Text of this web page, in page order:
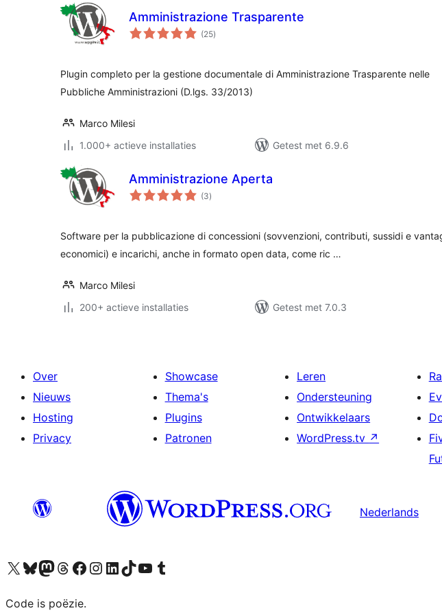
Amministrazione Trasparente
(25totaal
waarderingen
)
Plugin completo per la gestione documentale di Amministrazione Trasparente nelle
Pubbliche Amministrazioni (D.lgs. 33/2013)
Marco Milesi
1.000+ actieve installaties
Getest met 6.9.6
Amministrazione Aperta
(3totaal
waarderingen
)
Software per la pubblicazione di concessioni (sovvenzioni, contributi, sussidi e
economici) e incarichi, anche in formato open data, come ric …
Marco Milesi
200+ actieve installaties
Getest met 7.0.3
Over
Nieuws
Hosting
Privacy
Showcase
Thema's
Plugins
Patronen
Leren
Ondersteuning
Ontwikkelaars
WordPress.tv ↗
Nederlands
Bezoek ons X (voorheen Twitter) account
Bezoek ons Bluesky account
Bezoek ons Mastodon account
Bezoek ons Threads account
Onze Facebook pagina bezoeken
Bezoek ons Instagram account
Bezoek ons LinkedIn account
Bezoek ons TikTok account
Bezoek ons YouTube kanaalBezoek ons Tumblr account
Code is poëzie.